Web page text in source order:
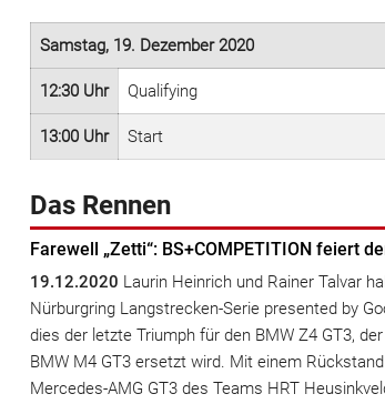
Samstag, 19. Dezember 2020
12:30 Uhr Qualifying
13:00 Uhr Start
Das Rennen
Farewell „Zetti“: BS+COMPETITION feiert
19.12.2020 Laurin Heinrich und Rainer Talvar
Nürburgring Langstrecken-Serie presented by
dies der letzte Triumph für den BMW Z4 GT3,
BMW M4 GT3 ersetzt wird. Mit einem
Mercedes-AMG GT3 des Teams HRT